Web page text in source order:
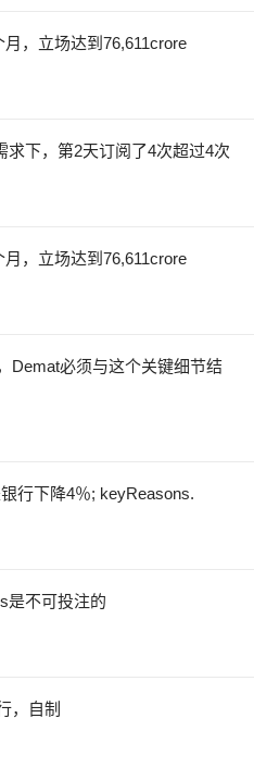
，立场达到76,611crore
下，第2天订阅了4次超过4次
，立场达到76,611crore
Demat必须与这个关键细节结
行下降4％; keyReasons.
是不可投注的
，自制